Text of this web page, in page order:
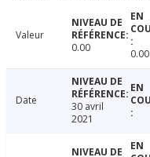
Valeur
0.00
0.00
Date
30 avril
2021